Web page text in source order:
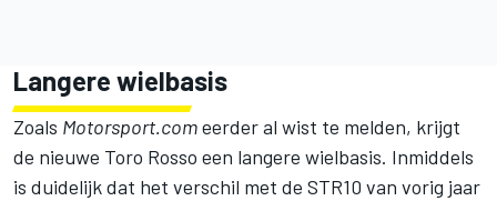
Langere wielbasis
Zoals Motorsport.comeerder al wist te melden, krijgt
de nieuwe Toro Rosso een langere wielbasis. Inmiddels
is duidelijk dat het verschil met de STR10 van vorig jaar